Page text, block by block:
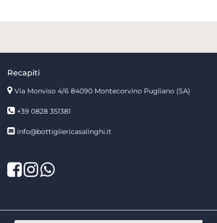
Recapiti
Via Monviso 4/6 84090 Montecorvino Pugliano (SA)
+39 0828 351381
info@bottigliericasalinghi.it
Facebook
TwitterLinkedIn